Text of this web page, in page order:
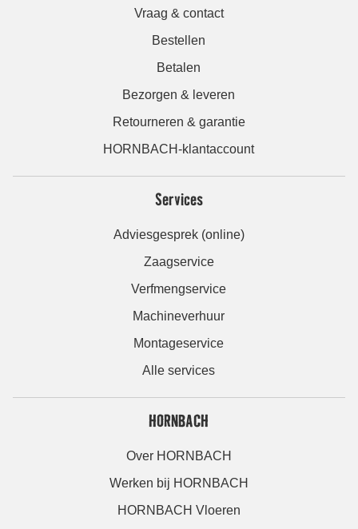
Vraag & contact
Bestellen
Betalen
Bezorgen & leveren
Retourneren & garantie
HORNBACH-klantaccount
Services
Adviesgesprek (online)
Zaagservice
Verfmengservice
Machineverhuur
Montageservice
Alle services
HORNBACH
Over HORNBACH
Werken bij HORNBACH
HORNBACH Vloeren